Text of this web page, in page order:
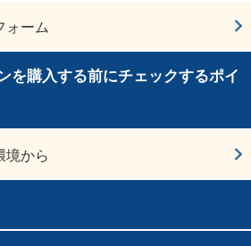
ォーム
を購入する前にチェックするポイ
境から